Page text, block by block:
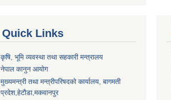
Quick Links
कृषि, भूमि व्यवस्था तथा सहकारी मन्त्रालय
नेपाल कानुन आयोग
मुख्यमन्त्री तथा मन्त्रीपरिषदको कार्यालय, बागमती
प्रदेश,हेटाैडा,मकवानपुर